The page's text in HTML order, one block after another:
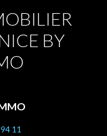
BY
11